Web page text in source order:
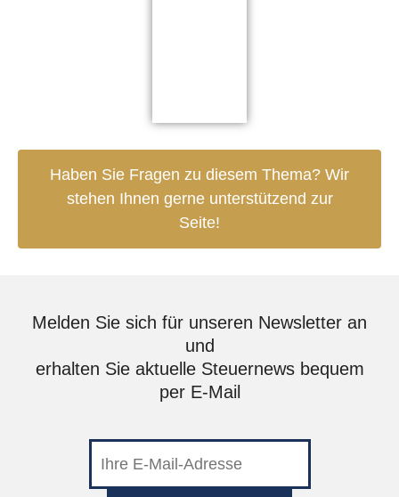
Haben Sie Fragen zu diesem Thema? Wir
stehen Ihnen gerne unterstützend zur
Seite!
Melden Sie sich für unseren Newsletter an
und
erhalten Sie aktuelle Steuernews bequem
per E-Mail